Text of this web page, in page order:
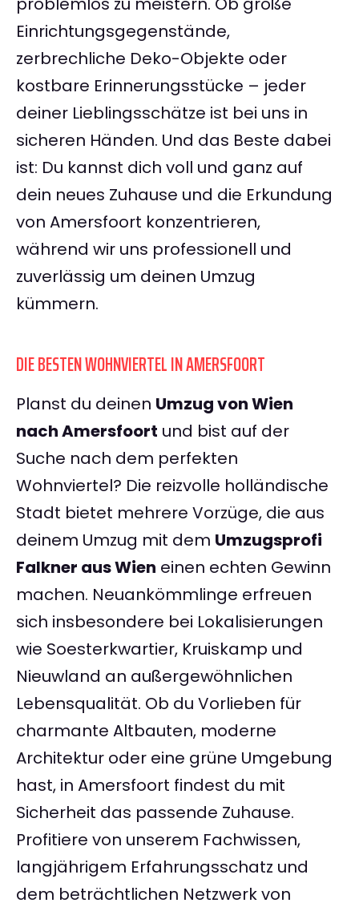
Einrichtungsgegenstände,
zerbrechliche Deko-Objekte oder
kostbare Erinnerungsstücke – jeder
deiner Lieblingsschätze ist bei uns in
sicheren Händen. Und das Beste dabei
ist: Du kannst dich voll und ganz auf
dein neues Zuhause und die Erkundung
von Amersfoort konzentrieren,
während wir uns professionell und
zuverlässig um deinen Umzug
kümmern.
DIE BESTEN WOHNVIERTEL IN AMERSFOORT
Planst du deinen Umzug von Wien
nach Amersfoort und bist auf der
Suche nach dem perfekten
Wohnviertel? Die reizvolle holländische
Stadt bietet mehrere Vorzüge, die aus
deinem Umzug mit dem Umzugsprofi
Falkner aus Wien einen echten Gewinn
machen. Neuankömmlinge erfreuen
sich insbesondere bei Lokalisierungen
wie Soesterkwartier, Kruiskamp und
Nieuwland an außergewöhnlichen
Lebensqualität. Ob du Vorlieben für
charmante Altbauten, moderne
Architektur oder eine grüne Umgebung
hast, in Amersfoort findest du mit
Sicherheit das passende Zuhause.
Profitiere von unserem Fachwissen,
langjährigem Erfahrungsschatz und
dem beträchtlichen Netzwerk von